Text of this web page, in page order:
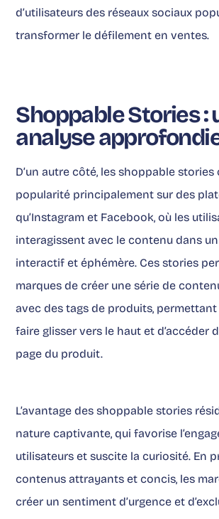
d’utilisateurs des réseaux sociaux
transformer le défilement en ventes.
Shoppable Stories :
analyse
D’un autre côté, les shoppable stories
popularité principalement sur des
qu’Instagram et Facebook, où les
interagissent avec le contenu dans
interactif et éphémère. Ces stories
marques de créer une série de
avec des tags de produits,
faire glisser vers le haut et d’accéder
page du produit.
L’avantage des shoppable stories
nature captivante, qui favorise
utilisateurs et suscite la curiosité. En
contenus attrayants et concis, les
créer un sentiment d’urgence et